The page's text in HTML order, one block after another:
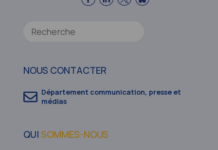
NOUS CONTACTER
Département communication, presse et
médias
QUISOMMES-NOUS